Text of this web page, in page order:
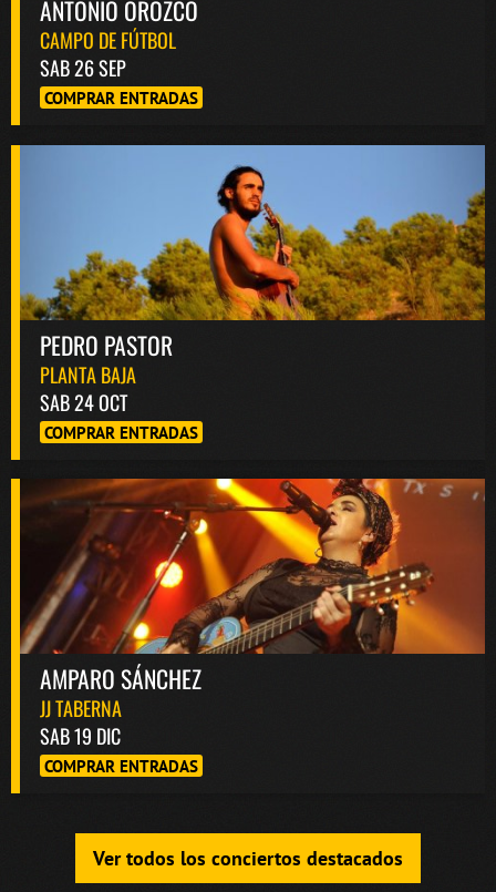
ANTONIO OROZCO
CAMPO DE FÚTBOL
SAB 26 SEP
COMPRAR ENTRADAS
PEDRO PASTOR
PLANTA BAJA
SAB 24 OCT
COMPRAR ENTRADAS
AMPARO SÁNCHEZ
JJ TABERNA
SAB 19 DIC
COMPRAR ENTRADAS
Ver todos los conciertos destacados